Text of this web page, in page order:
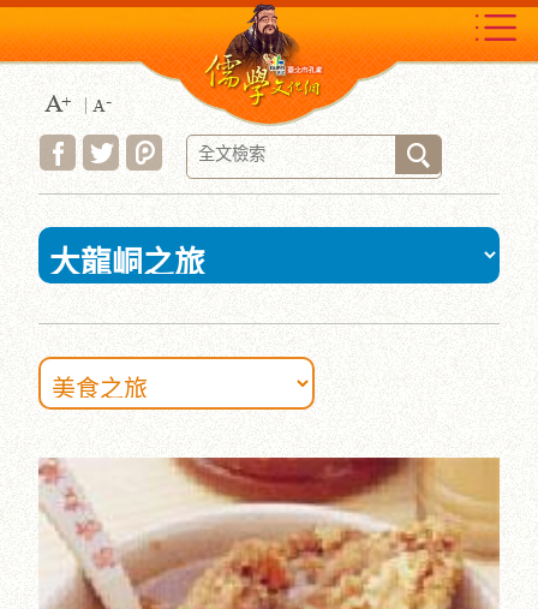
到
主
要
內
容
區
塊
:::